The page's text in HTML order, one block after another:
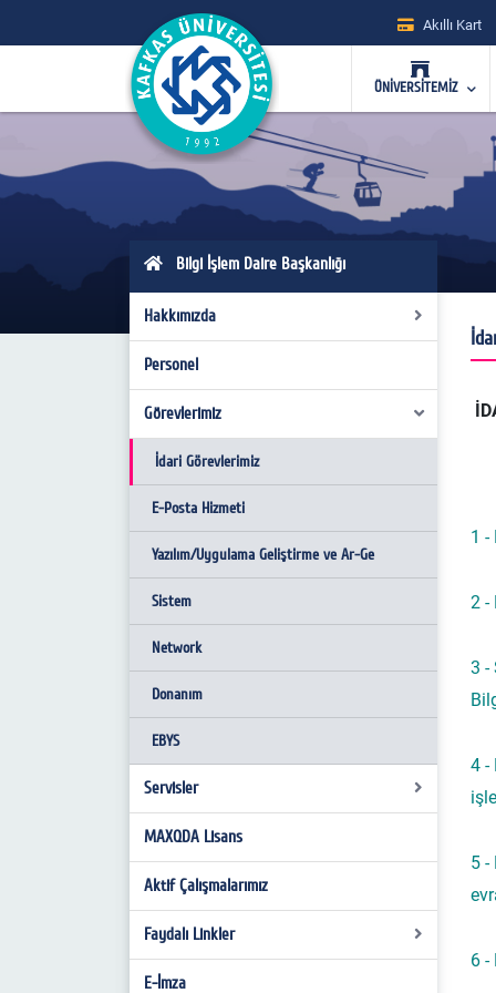
Akıllı Kart
ÜNİVERSİTEMİZ
Bilgi İşlem Daire Başkanlığı
Hakkımızda
Organizasyon Şeması
Mevzuat
Misyon/Vizyon
Görev Tanımları
İş Akış Süreçleri
Personel
Görevlerimiz
İdari Görevlerimiz
E-Posta Hizmeti
Yazılım/Uygulama Geliştirme ve Ar-Ge
Sistem
Network
Donanım
EBYS
Servisler
E-posta Kullanım Kuralları
İnternet Kullanım Kuralları
Kişisel Verilerin Korunması
Eduroam
MAXQDA Lisans
Aktif Çalışmalarımız
Faydalı Linkler
Programlar
E-İmza
1 -
2 -
3 -
4 -
5 -
6 -